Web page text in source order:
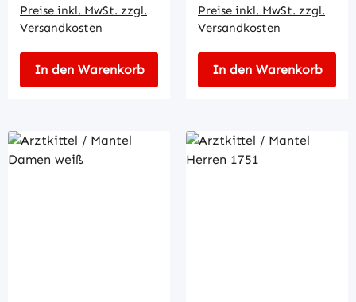
Preise inkl. MwSt. zzgl.
Versandkosten
In den Warenkorb
Preise inkl. MwSt. zzgl.
Versandkosten
In den Warenkorb